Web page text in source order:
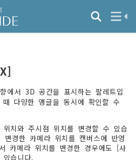
에서 3D 공간을 표시하는 팔레트입
다양한 앵글을 동시에 확인할 수
치와 주시점 위치를 변경할 수 있습
경한 카메라 위치를 캔버스에 반영
카메라 위치를 변경한 경우에도 [사
습니다.